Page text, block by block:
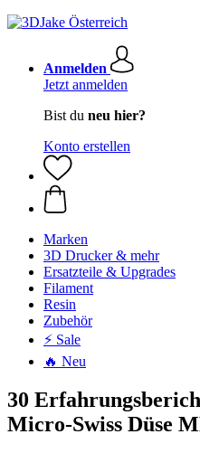
Anmelden
Jetzt anmelden
Bist du neu hier?
Konto erstellen
Marken
3D Drucker & mehr
Ersatzteile & Upgrades
Filament
Resin
Zubehör
⚡ Sale
🔥 Neu
30
Micro-Swiss Düse